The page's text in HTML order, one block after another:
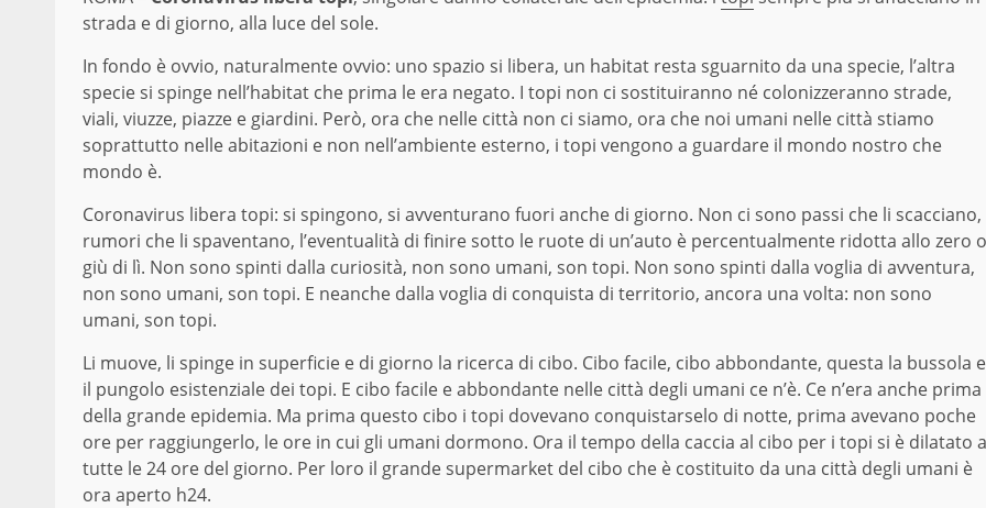
strada e di giorno, alla luce del sole.
In fondo è ovvio, naturalmente ovvio: uno spazio si libera, un habitat resta sguarnito da una specie, l’altra
specie si spinge nell’habitat che prima le era negato. I topi non ci sostituiranno né colonizzeranno strade,
viali, viuzze, piazze e giardini. Però, ora che nelle città non ci siamo, ora che noi umani nelle città stiamo
soprattutto nelle abitazioni e non nell’ambiente esterno, i topi vengono a guardare il mondo nostro che
mondo è.
Coronavirus libera topi: si spingono, si avventurano fuori anche di giorno. Non ci sono passi che li scacciano,
rumori che li spaventano, l’eventualità di finire sotto le ruote di un’auto è percentualmente ridotta allo zero o
giù di lì. Non sono spinti dalla curiosità, non sono umani, son topi. Non sono spinti dalla voglia di avventura,
non sono umani, son topi. E neanche dalla voglia di conquista di territorio, ancora una volta: non sono
umani, son topi.
Li muove, li spinge in superficie e di giorno la ricerca di cibo. Cibo facile, cibo abbondante, questa la bussola e
il pungolo esistenziale dei topi. E cibo facile e abbondante nelle città degli umani ce n’è. Ce n’era anche prima
della grande epidemia. Ma prima questo cibo i topi dovevano conquistarselo di notte, prima avevano poche
ore per raggiungerlo, le ore in cui gli umani dormono. Ora il tempo della caccia al cibo per i topi si è dilatato a
tutte le 24 ore del giorno. Per loro il grande supermarket del cibo che è costituito da una città degli umani è
ora aperto h24.